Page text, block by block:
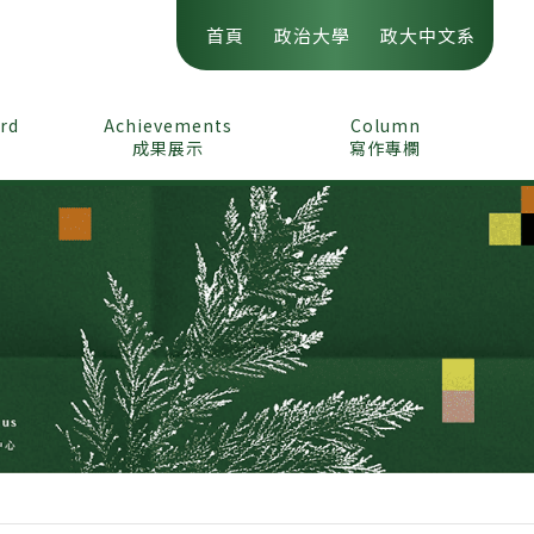
首頁 政治大學 政大中文系
成果展示
Achievements
寫作專欄
Column